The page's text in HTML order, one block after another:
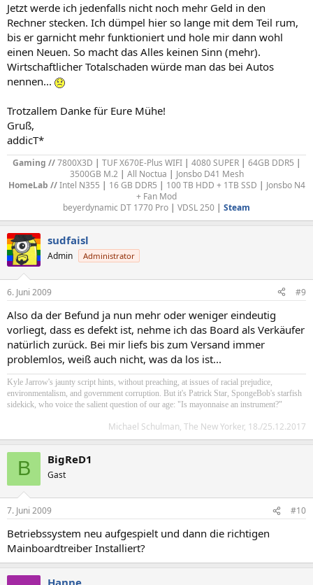
Jetzt werde ich jedenfalls nicht noch mehr Geld in den
Rechner stecken. Ich dümpel hier so lange mit dem Teil rum,
bis er garnicht mehr funktioniert und hole mir dann wohl
einen Neuen. So macht das Alles keinen Sinn (mehr).
Wirtschaftlicher Totalschaden würde man das bei Autos
nennen...
Trotzallem Danke für Eure Mühe!
Gruß,
addicT*
Gaming //7800X3D | TUF X670E-Plus WIFI | 4080 SUPER | 64GB DDR5 |
3500GB M.2 | All Noctua | Jonsbo D41 Mesh
HomeLab //Intel N355 | 16 GB DDR5 | 100 TB HDD + 1TB SSD | Jonsbo N4
+ Fan Mod
beyerdynamic DT 1770 Pro | VDSL 250 | Steam
sudfaisl
Admin Administrator
6. Juni 2009 #9
Also da der Befund ja nun mehr oder weniger eindeutig
vorliegt, dass es defekt ist, nehme ich das Board als Verkäufer
natürlich zurück. Bei mir liefs bis zum Versand immer
problemlos, weiß auch nicht, was da los ist...
Kyle Jarrow's jaunty script hints, without preaching, at issues of racial prejudice,
environmentalism, and government corruption. But it's Patrick Star, SpongeBob's starfish
sidekick, who voice the salient question of our age: "Is mayonnaise an instrument?"
Michael Schulman, The New Yorker, 18./25.12.2017
B BigReD1
Gast
7. Juni 2009 #10
Betriebssystem neu aufgespielt und dann die richtigen
Mainboardtreiber Installiert?
Hanne